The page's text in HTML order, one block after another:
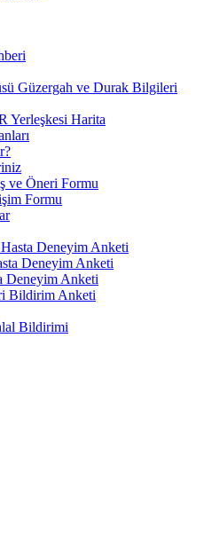
Güzergah ve Durak Bilgileri
Yerleşkesi Harita
ve Öneri Formu
Formu
Deneyim Anketi
Deneyim Anketi
Deneyim Anketi
Bildirim Anketi
Bildirimi